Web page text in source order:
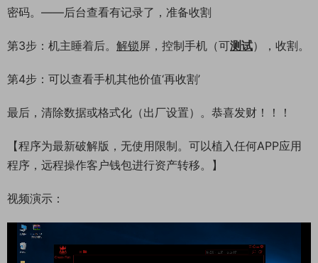
密码。——后台查看有记录了，准备收割
第3步：机主睡着后。 解锁屏，控制手机（可测试），收割。
第4步：可以查看手机其他价值‘再收割’
最后，清除数据或格式化（出厂设置）。恭喜发财！！！
【程序为最新破解版，无使用限制。可以植入任何APP应用
程序，远程操作客户钱包进行资产转移。】
视频演示：